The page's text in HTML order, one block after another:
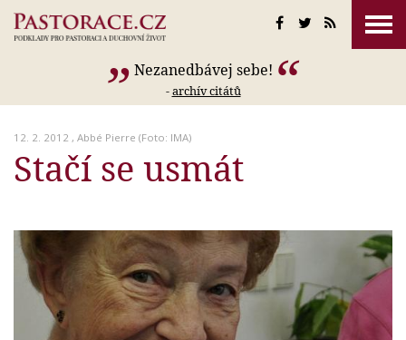
Nezanedbávej sebe!
-archív citátů
12. 2. 2012 , Abbé Pierre (Foto: IMA)
Stačí se usmát